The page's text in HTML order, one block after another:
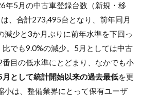
年5月の中古車登録台数（新規・移
、合計273,495台となり、前年同月
減少と3か月ぶりに前年水準を下回っ
でも9.0%の減少。5月としては中古
目の低水準にとどまり、なかでも小
月として統計開始以来の過去最低を更
小は、整備業界にとって保有ユーザ